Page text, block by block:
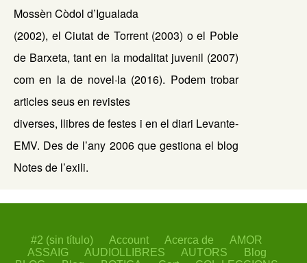
Mossèn Còdol d’Igualada
(2002), el Ciutat de Torrent (2003) o el Poble
de Barxeta, tant en la modalitat juvenil (2007)
com en la de novel·la (2016). Podem trobar
articles seus en revistes
diverses, llibres de festes i en el diari Levante-
EMV. Des de l’any 2006 que gestiona el blog
Notes de l’exili.
#2 (sin título) Account Acerca de
AMOR
ASSAIG
AUDIOLLIBRES AUTORS
Blog